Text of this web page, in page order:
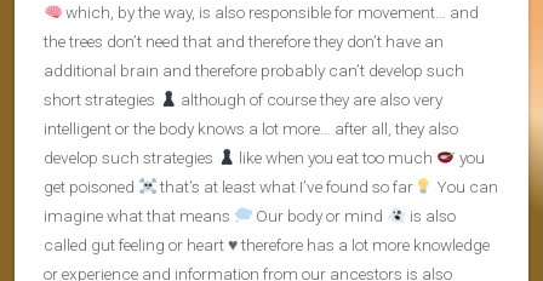
which, by the way, is also responsible for movement… and
the trees don’t need that and therefore they don’t have an
additional brain and therefore probably can’t develop such
short strategies
although of course they are also very
intelligent or the body knows a lot more… after all, they also
develop such strategies
like when you eat too much
you
get poisoned
that’s at least what I’ve found so far
You can
imagine what that means
Our body or mind
is also
called gut feeling or heart♥️therefore has a lot more knowledge
or experience and information from our ancestors is also